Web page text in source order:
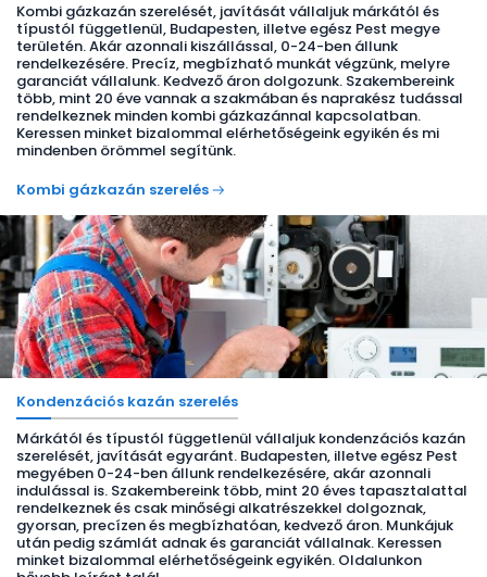
Kombi gázkazán szerelését, javítását vállaljuk márkától és
típustól függetlenül, Budapesten, illetve egész Pest megye
területén. Akár azonnali kiszállással, 0-24-ben állunk
rendelkezésére. Precíz, megbízható munkát végzünk, melyre
garanciát vállalunk. Kedvező áron dolgozunk. Szakembereink
több, mint 20 éve vannak a szakmában és naprakész tudással
rendelkeznek minden kombi gázkazánnal kapcsolatban.
Keressen minket bizalommal elérhetőségeink egyikén és mi
mindenben örömmel segítünk.
Kombi gázkazán szerelés
Kondenzációs kazán szerelés
Márkától és típustól függetlenül vállaljuk kondenzációs kazán
szerelését, javítását egyaránt. Budapesten, illetve egész Pest
megyében 0-24-ben állunk rendelkezésére, akár azonnali
indulással is. Szakembereink több, mint 20 éves tapasztalattal
rendelkeznek és csak minőségi alkatrészekkel dolgoznak,
gyorsan, precízen és megbízhatóan, kedvező áron. Munkájuk
után pedig számlát adnak és garanciát vállalnak. Keressen
minket bizalommal elérhetőségeink egyikén. Oldalunkon